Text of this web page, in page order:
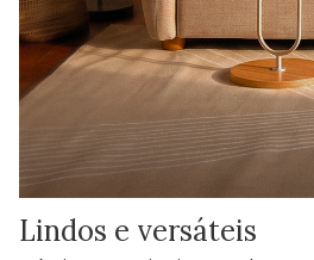
Lindos e versáteis